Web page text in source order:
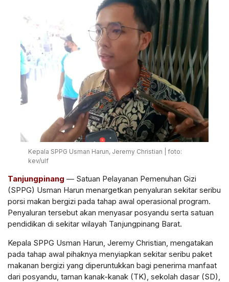
Kepala SPPG Usman Harun, Jeremy Christian | foto:
kev/ulf
Tanjungpinang — Satuan Pelayanan Pemenuhan Gizi
(SPPG) Usman Harun menargetkan penyaluran sekitar seribu
porsi makan bergizi pada tahap awal operasional program.
Penyaluran tersebut akan menyasar posyandu serta satuan
pendidikan di sekitar wilayah Tanjungpinang Barat.
Kepala SPPG Usman Harun, Jeremy Christian, mengatakan
pada tahap awal pihaknya menyiapkan sekitar seribu paket
makanan bergizi yang diperuntukkan bagi penerima manfaat
dari posyandu, taman kanak-kanak (TK), sekolah dasar (SD),